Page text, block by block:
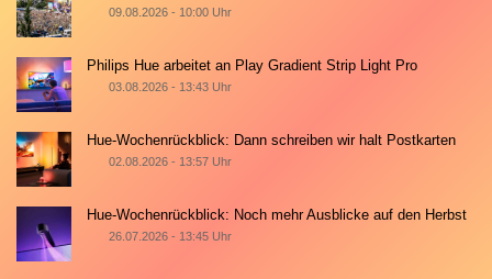
09.08.2026 - 10:00 Uhr
Philips Hue arbeitet an Play Gradient Strip Light Pro
03.08.2026 - 13:43 Uhr
Hue-Wochenrückblick: Dann schreiben wir halt Postkarten
02.08.2026 - 13:57 Uhr
Hue-Wochenrückblick: Noch mehr Ausblicke auf den Herbst
26.07.2026 - 13:45 Uhr